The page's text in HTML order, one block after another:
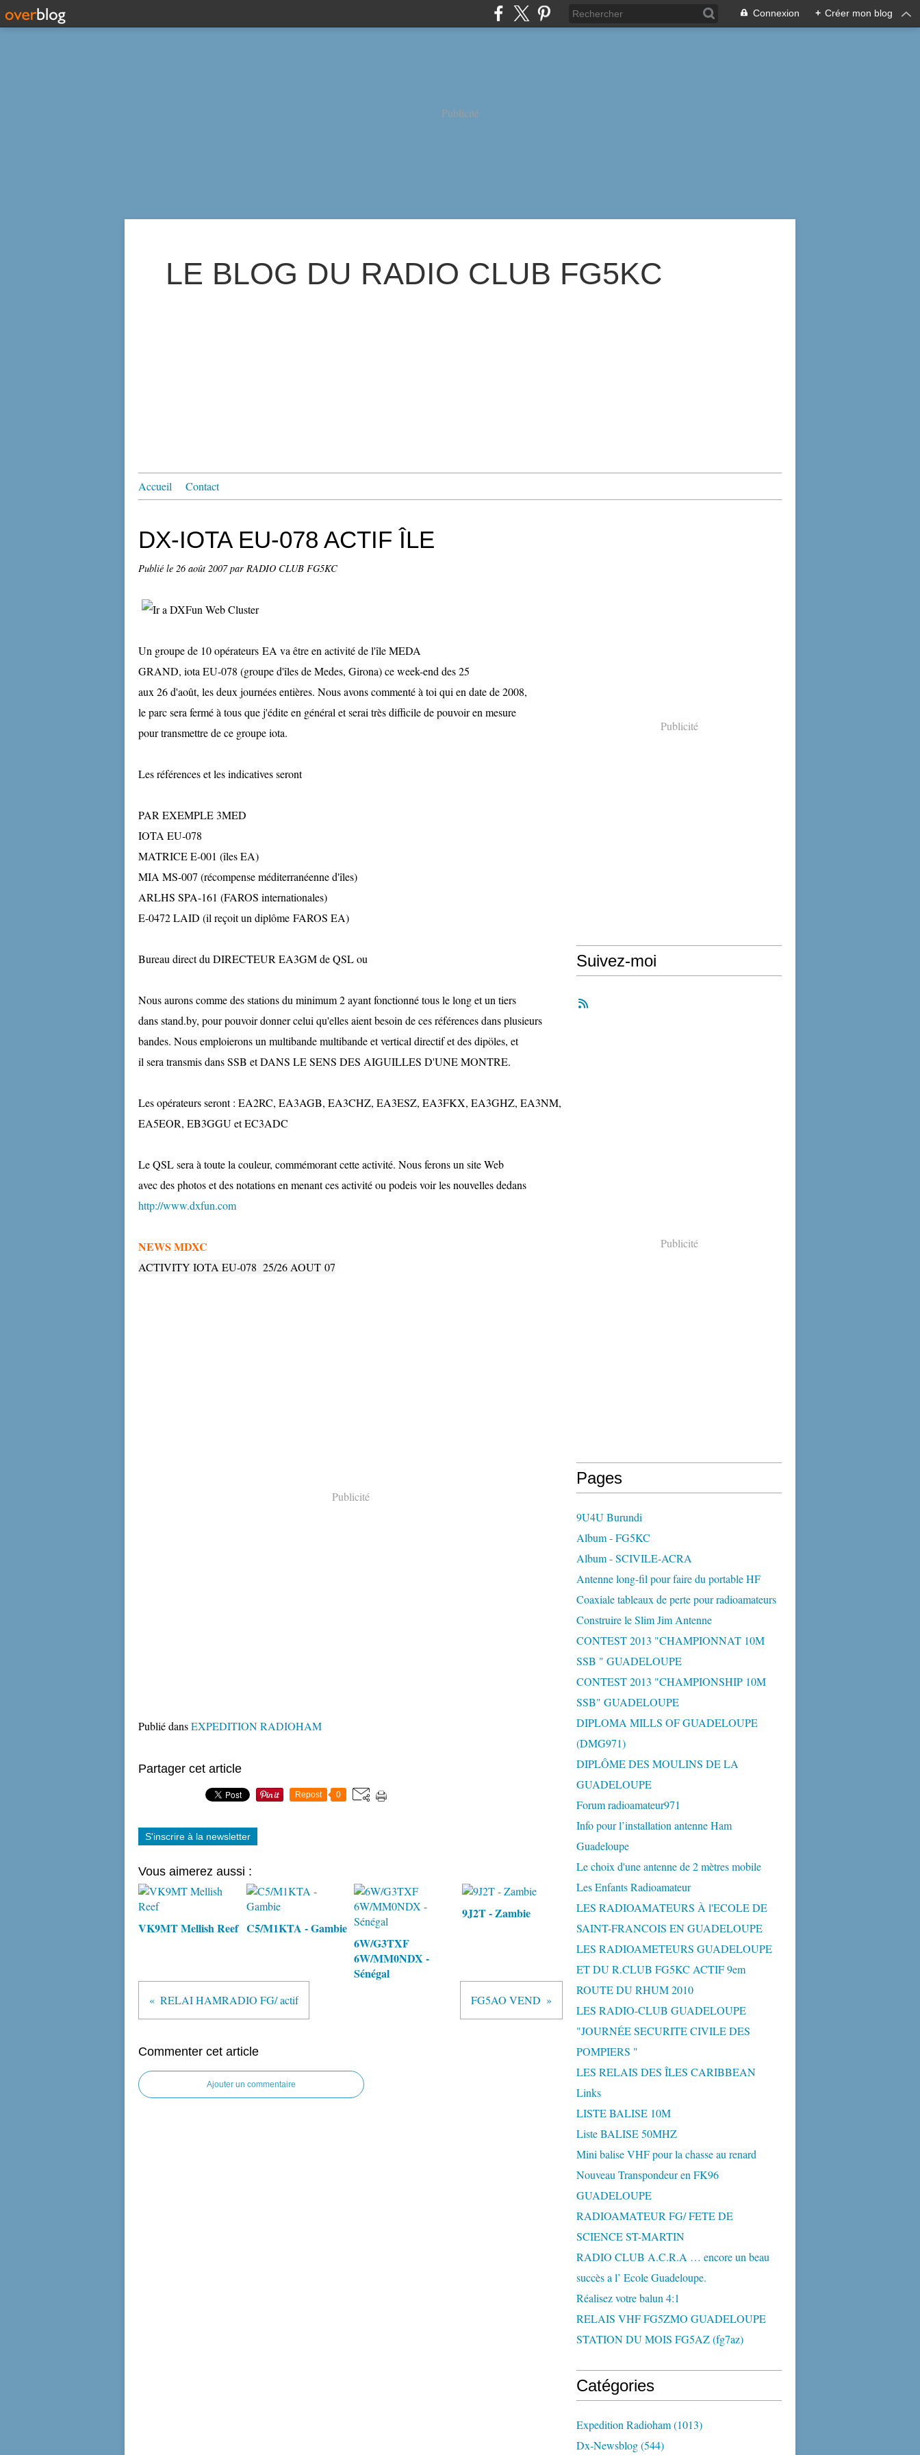
Connexion + Créer mon blog
Publicité
LE BLOG DU RADIO CLUB FG5KC
Accueil Contact
DX-IOTA EU-078 ACTIF ÎLE
Publié le 26 août 2007par RADIO CLUB FG5KC
Un groupe de 10 opérateurs EA va être en activité de l'île MEDA
GRAND, iota EU-078 (groupe d'îles de Medes, Girona) ce week-end des 25
aux 26 d'août, les deux journées entières. Nous avons commenté à toi qui en date de 2008,
le parc sera fermé à tous que j'édite en général et serai très difficile de pouvoir en mesure
pour transmettre de ce groupe iota.
Les références et les indicatives seront
PAR EXEMPLE 3MED
IOTA EU-078
MATRICE E-001 (îles EA)
MIA MS-007 (récompense méditerranéenne d'îles)
ARLHS SPA-161 (FAROS internationales)
E-0472 LAID (il reçoit un diplôme FAROS EA)
Bureau direct du DIRECTEUR EA3GM de QSL ou
Nous aurons comme des stations du minimum 2 ayant fonctionné tous le long et un tiers
dans stand.by, pour pouvoir donner celui qu'elles aient besoin de ces références dans plusieurs
bandes. Nous emploierons un multibande multibande et vertical directif et des dipöles, et
il sera transmis dans SSB et DANS LE SENS DES AIGUILLES D'UNE MONTRE.
Les opérateurs seront : EA2RC, EA3AGB, EA3CHZ, EA3ESZ, EA3FKX, EA3GHZ, EA3NM,
EA5EOR, EB3GGU et EC3ADC
Le QSL sera à toute la couleur, commémorant cette activité. Nous ferons un site Web
avec des photos et des notations en menant ces activité ou podeis voir les nouvelles dedans
http://www.dxfun.com
NEWS MDXC
ACTIVITY IOTA EU-078 25/26 AOUT 07
Publicité
Publié dansEXPEDITION RADIOHAM
Partager cet article
Repost 0
S'inscrire à la newsletter
Vous aimerez aussi :
VK9MT Mellish Reef C5/M1KTA - Gambie
6W/G3TXF
6W/MM0NDX -
Sénégal
9J2T - Zambie
RELAI HAMRADIO FG/ actif FG5AO VEND
Commenter cet article
Ajouter un commentaire
Publicité
Suivez-moi
Publicité
Pages
9U4U Burundi
Album - FG5KC
Album - SCIVILE-ACRA
Antenne long-fil pour faire du portable HF
Coaxiale tableaux de perte pour radioamateurs
Construire le Slim Jim Antenne
CONTEST 2013 "CHAMPIONNAT 10M
SSB " GUADELOUPE
CONTEST 2013 "CHAMPIONSHIP 10M
SSB" GUADELOUPE
DIPLOMA MILLS OF GUADELOUPE
(DMG971)
DIPLÔME DES MOULINS DE LA
GUADELOUPE
Forum radioamateur971
Info pour l’installation antenne Ham
Guadeloupe
Le choix d'une antenne de 2 mètres mobile
Les Enfants Radioamateur
LES RADIOAMATEURS À l'ECOLE DE
SAINT-FRANCOIS EN GUADELOUPE
LES RADIOAMETEURS GUADELOUPE
ET DU R.CLUB FG5KC ACTIF 9em
ROUTE DU RHUM 2010
LES RADIO-CLUB GUADELOUPE
"JOURNÉE SECURITE CIVILE DES
POMPIERS "
LES RELAIS DES ÎLES CARIBBEAN
Links
LISTE BALISE 10M
Liste BALISE 50MHZ
Mini balise VHF pour la chasse au renard
Nouveau Transpondeur en FK96
GUADELOUPE
RADIOAMATEUR FG/ FETE DE
SCIENCE ST-MARTIN
RADIO CLUB A.C.R.A … encore un beau
succès a l’ Ecole Guadeloupe.
Réalisez votre balun 4:1
RELAIS VHF FG5ZMO GUADELOUPE
STATION DU MOIS FG5AZ (fg7az)
Catégories
Expedition Radioham(1013)
Dx-Newsblog(544)